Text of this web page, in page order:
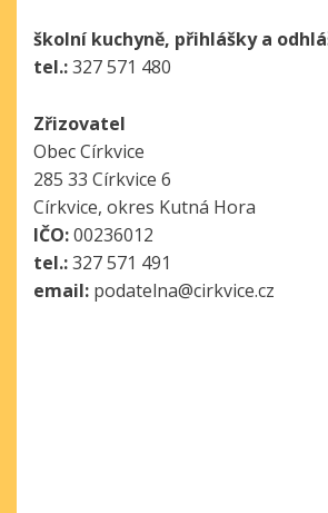
školní kuchyně, přihlášky a
tel.:327 571 480
Zřizovatel
Obec Církvice
285 33 Církvice 6
Církvice, okres Kutná Hora
IČO:00236012
tel.:327 571 491
email: podatelna@cirkvice.cz